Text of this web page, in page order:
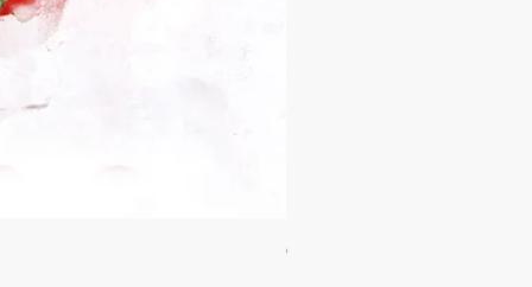
Orgie WOW! Blowjob Spray -